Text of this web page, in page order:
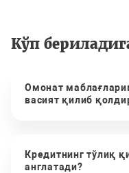
Кўп
Омонат
васият қилиб
Кредитнинг тўлиқ
англатади?